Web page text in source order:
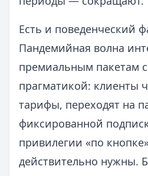
Есть и поведенческий
Пандемийная волна
премиальным пакетам
прагматикой: клиенты
тарифы, переходят на
фиксированной
привилегии «по
действительно нужны.